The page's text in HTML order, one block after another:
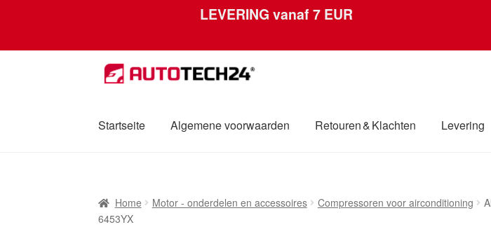
LEVERING vanaf 7 EUR
Skip
to
Skip
to
Startseite Algemene voorwaarden Retouren & Klachten Levering
Mijn accountOver onsPrivacybeleidWereldwijde verzendingWinkelwagen
Home Motor - onderdelen en accessoires Compressoren voor airconditioning
6453YX